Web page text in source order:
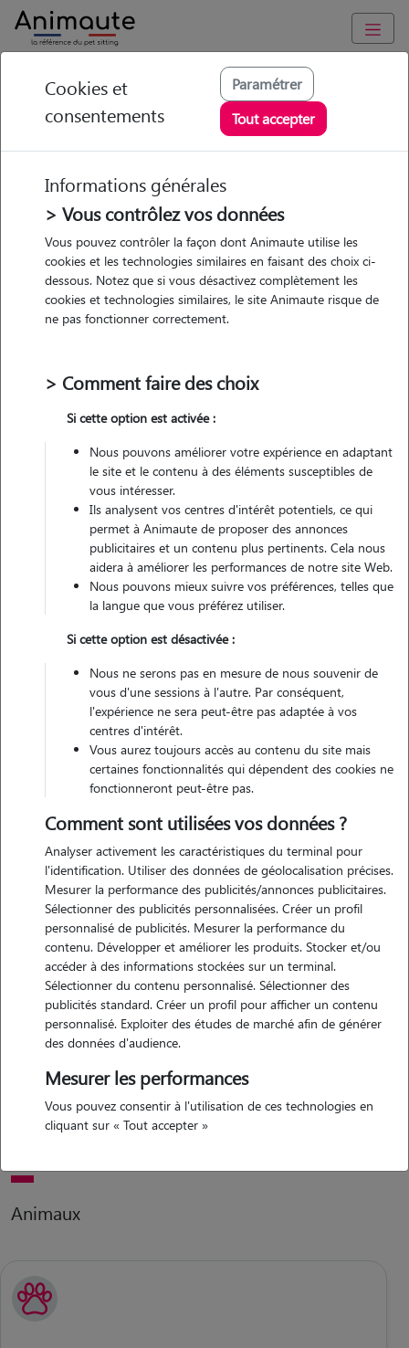
Animaute Centre-Val-de-Loire Loiret /Saran
Lucrèce - Petsitter à
SARAN
• 24 ans
Véhiculé
Contacter
L'envoi d'une demande est sans engagement
Motivation
j'aime énormément m'occuper des animaux, je voudrais donc mettre
à disposition mon expérience pour rendre service à des personnes. je
suis disponible plusieurs jours dans la semaine durant ces prochains
mois.
Expérience
je suis diplômée auxiliaire vétérinaire depuis 2 ans, j'ai donc l'habitude
ça soit des chiens ou des chats. vous n'avez donc aucun souci à vous
Animaux
Cookies et
consentements
Paramétrer
Tout accepter
Informations générales
> Vous contrôlez vos données
Vous pouvez contrôler la façon dont Animaute utilise les
cookies et les technologies similaires en faisant des choix ci-
dessous. Notez que si vous désactivez complètement les
cookies et technologies similaires, le site Animaute risque de
ne pas fonctionner correctement.
> Comment faire des choix
Si cette option est activée :
Nous pouvons améliorer votre expérience en adaptant
le site et le contenu à des éléments susceptibles de
vous intéresser.
Ils analysent vos centres d'intérêt potentiels, ce qui
permet à Animaute de proposer des annonces
publicitaires et un contenu plus pertinents. Cela nous
aidera à améliorer les performances de notre site Web.
Nous pouvons mieux suivre vos préférences, telles que
la langue que vous préférez utiliser.
Si cette option est désactivée :
Nous ne serons pas en mesure de nous souvenir de
vous d'une sessions à l'autre. Par conséquent,
l'expérience ne sera peut-être pas adaptée à vos
centres d'intérêt.
Vous aurez toujours accès au contenu du site mais
certaines fonctionnalités qui dépendent des cookies ne
fonctionneront peut-être pas.
Comment sont utilisées vos données ?
Analyser activement les caractéristiques du terminal pour
l'identification. Utiliser des données de géolocalisation précises.
Mesurer la performance des publicités/annonces publicitaires.
Sélectionner des publicités personnalisées. Créer un profil
personnalisé de publicités. Mesurer la performance du
contenu. Développer et améliorer les produits. Stocker et/ou
accéder à des informations stockées sur un terminal.
Sélectionner du contenu personnalisé. Sélectionner des
publicités standard. Créer un profil pour afficher un contenu
personnalisé. Exploiter des études de marché afin de générer
des données d'audience.
Mesurer les performances
Vous pouvez consentir à l'utilisation de ces technologies en
cliquant sur « Tout accepter »